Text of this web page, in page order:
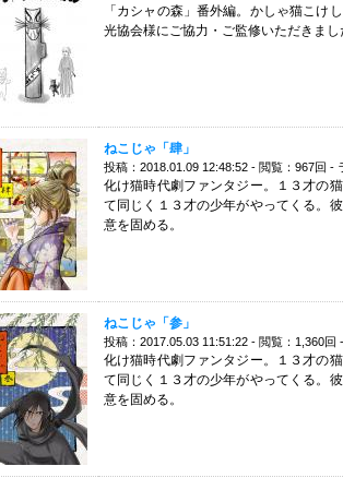
「カシャの森」番外編。かしゃ猫こけ
光協会様にご協力・ご監修いただきまし
ねこじゃ「肆」
投稿：2018.01.09 12:48:52 - 閲覧：967回 -
化け猫時代劇ファンタジー。１３才の
て同じく１３才の少年がやってくる。
意を固める。
ねこじゃ「参」
投稿：2017.05.03 11:51:22 - 閲覧：1,360回
化け猫時代劇ファンタジー。１３才の
て同じく１３才の少年がやってくる。
意を固める。